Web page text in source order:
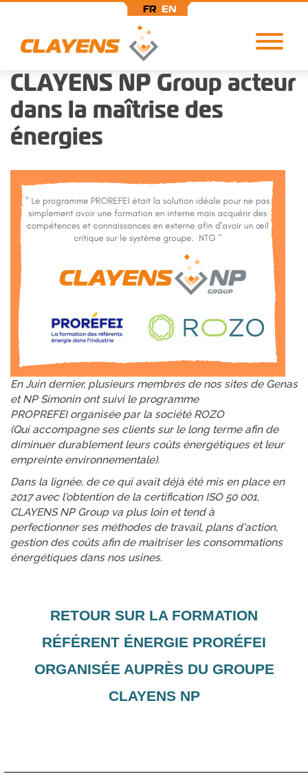
Aller
contenu
principal
FR EN
CLAYENS NP Group acteur
dans la maîtrise des
énergies
En Juin dernier, plusieurs membres de nos sites de Genas
et NP Simonin ont suivi le programme
PROPREFEI organisée par la société ROZO
(Qui accompagne ses clients sur le long terme afin de
diminuer durablement leurs coûts énergétiques et leur
empreinte environnementale).
Dans la lignée, de ce qui avait déjà été mis en place en
2017 avec l'obtention de la certification ISO 50 001,
CLAYENS NP Group va plus loin et tend à
perfectionner ses méthodes de travail, plans d'action,
gestion des coûts afin de maitriser les consommations
énergétiques dans nos usines.
RETOUR SUR LA FORMATION
RÉFÉRENT ÉNERGIE PRORÉFEI
ORGANISÉE AUPRÈS DU GROUPE
CLAYENS NP